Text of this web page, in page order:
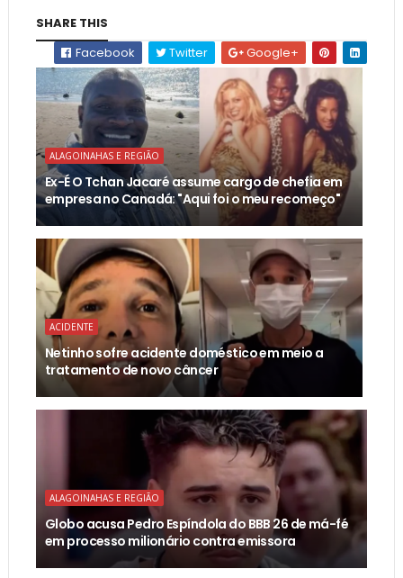
SHARE THIS
Facebook
Twitter Google+
ALAGOINAHAS E REGIÃO
Ex-É O Tchan Jacaré assume cargo de chefia em
empresa no Canadá: "Aqui foi o meu recomeço"
ACIDENTE
Netinho sofre acidente doméstico em meio a
tratamento de novo câncer
ALAGOINAHAS E REGIÃO
Globo acusa Pedro Espíndola do BBB 26 de má-fé
em processo milionário contra emissora